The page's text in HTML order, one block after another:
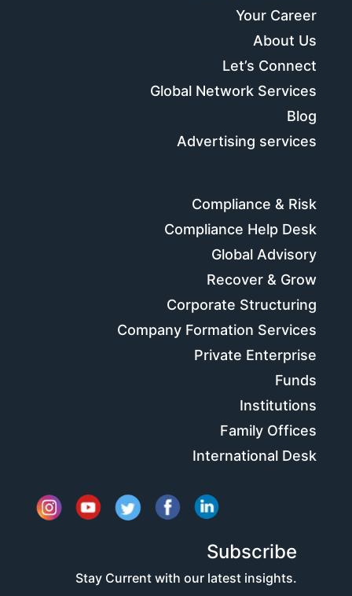
Your Career
About Us
Let’s Connect
Global Network Services
Blog
Advertising services
Compliance & Risk
Compliance Help Desk
Global Advisory
Recover & Grow
Corporate Structuring
Company Formation Services
Private Enterprise
Funds
Institutions
Family Offices
International Desk
Subscribe
Stay Current with our latest insights.